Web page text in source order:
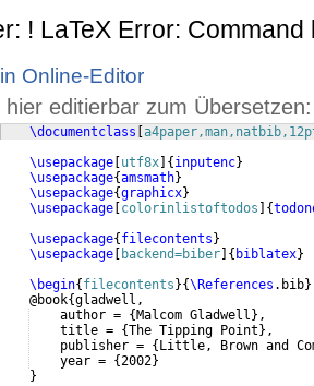
! LaTeX Error:
Online-Editor
hier editierbar zum Übersetzen:
\documentclass
\usepackage utf8x { inputenc}
\usepackage{amsmath}
\usepackage{graphicx}
\usepackage colorinlistoftodos {
\usepackage{ filecontents }
\usepackage
backend=biber { biblatex}
\begin{ filecontents }{\References .bib}
    @book
{gladwell,
    author =
{ Malcom Gladwell } ,
    title =
{The Tipping Point } ,
    publisher =
{ Little, Brown and
    year =
{2002}
}